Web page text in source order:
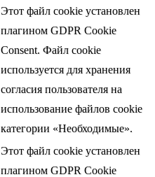
Этот файл cookie установлен
плагином GDPR Cookie
Consent. Файл cookie
используется для хранения
согласия пользователя на
использование файлов cookie
категории «Необходимые».
Этот файл cookie установлен
плагином GDPR Cookie